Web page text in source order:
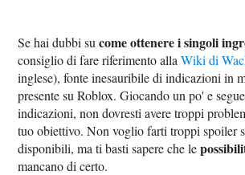
Se hai dubbi sucome ottenere i singoli
consiglio di fare riferimento allaWiki di
inglese), fonte inesauribile di indicazioni in
presente su Roblox. Giocando un po' e
indicazioni, non dovresti avere troppi
tuo obiettivo. Non voglio farti troppi spoiler
disponibili, ma ti basti sapere che le
mancano di certo.